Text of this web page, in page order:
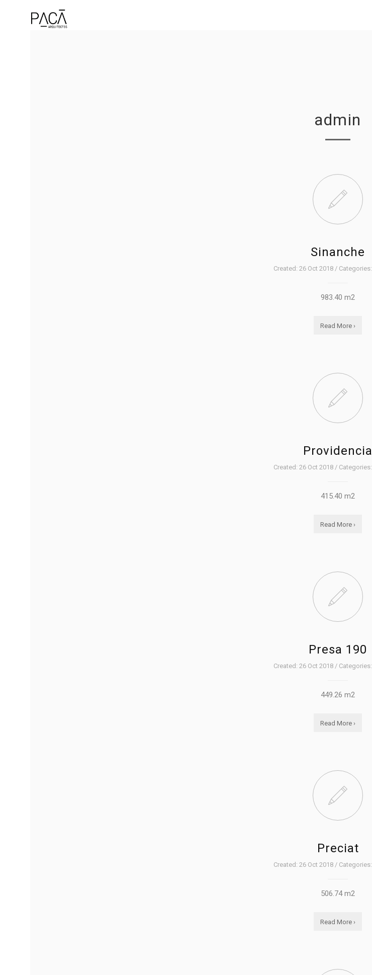
admin
Sinanche
Created: 26 Oct 2018 / Categories:
983.40 m2
Read More ›
Providencia
Created: 26 Oct 2018 / Categories:
415.40 m2
Read More ›
Presa 190
Created: 26 Oct 2018 / Categories:
449.26 m2
Read More ›
Preciat
Created: 26 Oct 2018 / Categories:
506.74 m2
Read More ›